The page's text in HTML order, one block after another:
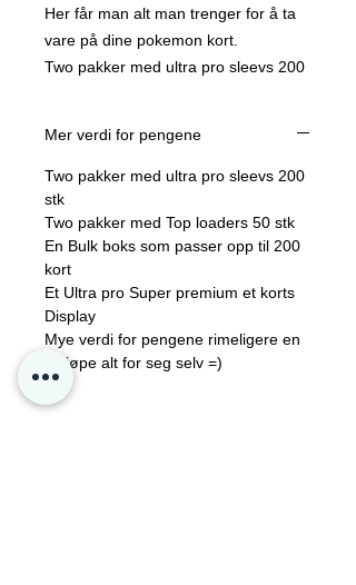
Her får man alt man trenger for å ta
vare på dine pokemon kort.
Two pakker med ultra pro sleevs 200
En Bulk boks som passer opp til
2000 kort
pluss 1 premium kort holder fra ultra
pro laget av hardplast!
Mye verdi for pengene rimeligere en
å kjøpe alt for seg selv =)
Mer verdi for pengene
Two pakker med ultra pro sleevs 200
stk
Two pakker med Top loaders 50 stk
En Bulk boks som passer opp til 200
kort
Et Ultra pro Super premium et korts
Display
Mye verdi for pengene rimeligere en
å kjøpe alt for seg selv =)